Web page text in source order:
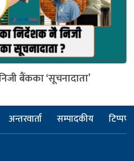
बैंकका ‘सूचनादाता’
अन्तरवार्ता सम्पादकीय टिप्पणी